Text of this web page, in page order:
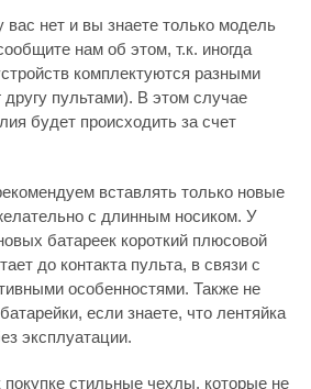
вас нет и вы знаете только модель
нам об этом, т.к. иногда
комплектуются разными
пультами). В этом случае
будет происходить за счет
вставлять только новые
с длинным носиком. У
батареек короткий плюсовой
до контакта пульта, в связи с
особенностями. Также не
если знаете, что лентяйка
эксплуатации.
стильные чехлы, которые не